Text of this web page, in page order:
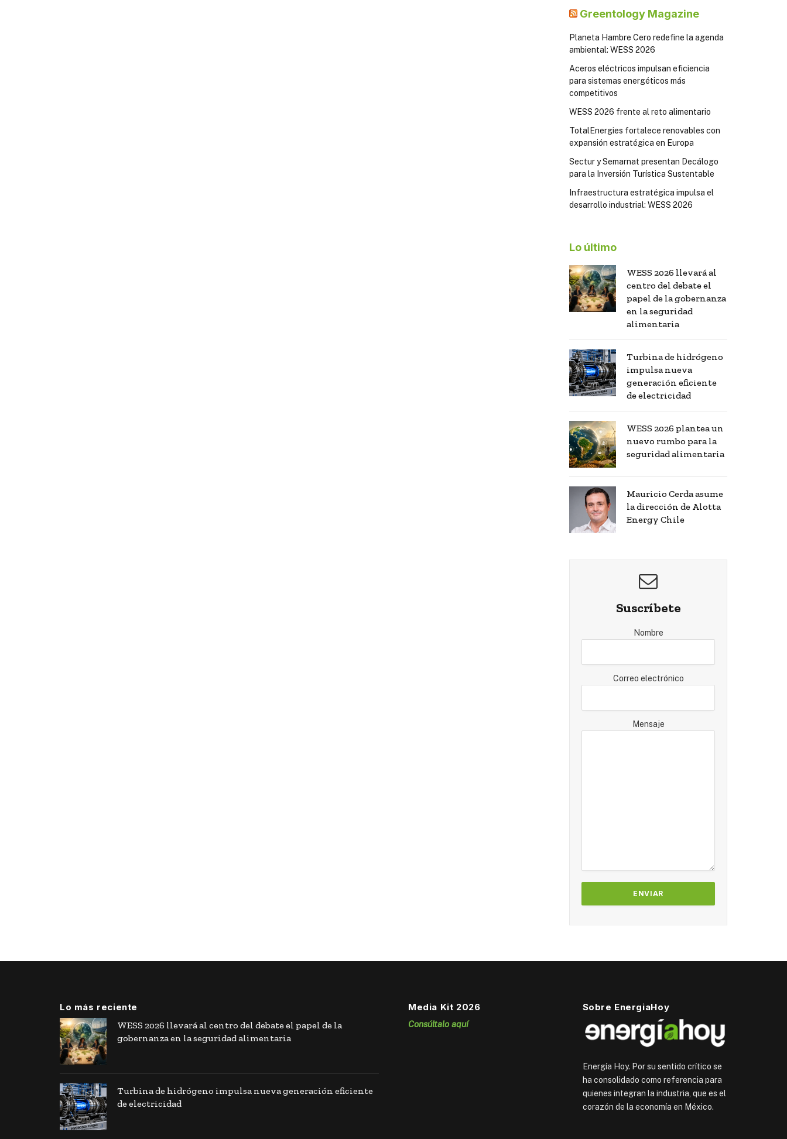
Greentology Magazine
Planeta Hambre Cero redefine la agenda
ambiental: WESS 2026
Aceros eléctricos impulsan eficiencia
para sistemas energéticos más
competitivos
WESS 2026 frente al reto alimentario
TotalEnergies fortalece renovables con
expansión estratégica en Europa
Sectur y Semarnat presentan Decálogo
para la Inversión Turística Sustentable
Infraestructura estratégica impulsa el
desarrollo industrial: WESS 2026
Lo último
WESS 2026 llevará al
centro del debate el
papel de la gobernanza
en la seguridad
alimentaria
Turbina de hidrógeno
impulsa nueva
generación eficiente
de electricidad
WESS 2026 plantea un
nuevo rumbo para la
seguridad alimentaria
Mauricio Cerda asume
la dirección de Alotta
Energy Chile
Suscríbete
Nombre
Correo electrónico
Mensaje
Lo más reciente
WESS 2026 llevará al centro del debate el papel de la
gobernanza en la seguridad alimentaria
Turbina de hidrógeno impulsa nueva generación eficiente
de electricidad
Media Kit 2026
Consúltalo aquí
Sobre EnergiaHoy
Energía Hoy. Por su sentido crítico se
ha consolidado como referencia para
quienes integran la industria, que es el
corazón de la economía en México.